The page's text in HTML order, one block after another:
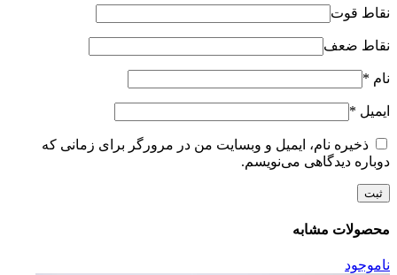
نقاط قوت
نقاط ضعف
نام *
ایمیل *
ذخیره نام، ایمیل و وبسایت من در مرورگر برای زمانی که
دوباره دیدگاهی می‌نویسم.
محصولات مشابه
ناموجود